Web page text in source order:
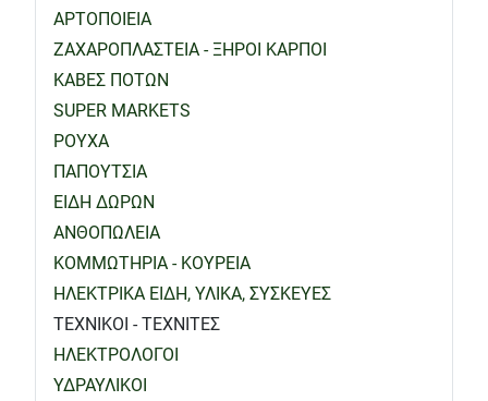
ΑΡΤΟΠΟΙΕΙΑ
ΖΑΧΑΡΟΠΛΑΣΤΕΙΑ - ΞΗΡΟΙ ΚΑΡΠΟΙ
ΚΑΒΕΣ ΠΟΤΩΝ
SUPER MARKETS
ΡΟΥΧΑ
ΠΑΠΟΥΤΣΙΑ
ΕΙΔΗ ΔΩΡΩΝ
ΑΝΘΟΠΩΛΕΙΑ
ΚΟΜΜΩΤΗΡΙΑ - ΚΟΥΡΕΙΑ
ΗΛΕΚΤΡΙΚΑ ΕΙΔΗ, ΥΛΙΚΑ, ΣΥΣΚΕΥΕΣ
ΤΕΧΝΙΚΟΙ - ΤΕΧΝΙΤΕΣ
ΗΛΕΚΤΡΟΛΟΓΟΙ
ΥΔΡΑΥΛΙΚΟΙ